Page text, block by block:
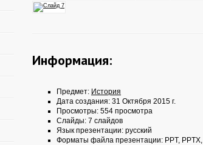
Информация:
Предмет: История
Дата создания: 31 Октября 2015 г.
Просмотры: 554 просмотра
Слайды: 7 слайдов
Язык презентации: русский
Форматы файла презентации: PPT, PPTX,